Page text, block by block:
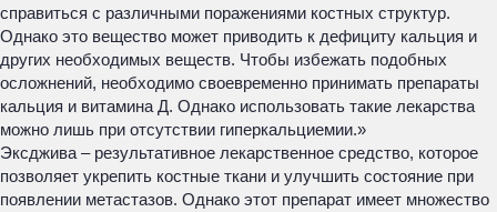
справиться с различными поражениями костных структур.
Однако это вещество может приводить к дефициту кальция и
других необходимых веществ. Чтобы избежать подобных
осложнений, необходимо своевременно принимать препараты
кальция и витамина Д. Однако использовать такие лекарства
можно лишь при отсутствии гиперкальциемии.»
Эксджива – результативное лекарственное средство, которое
позволяет укрепить костные ткани и улучшить состояние при
появлении метастазов. Однако этот препарат имеет множество